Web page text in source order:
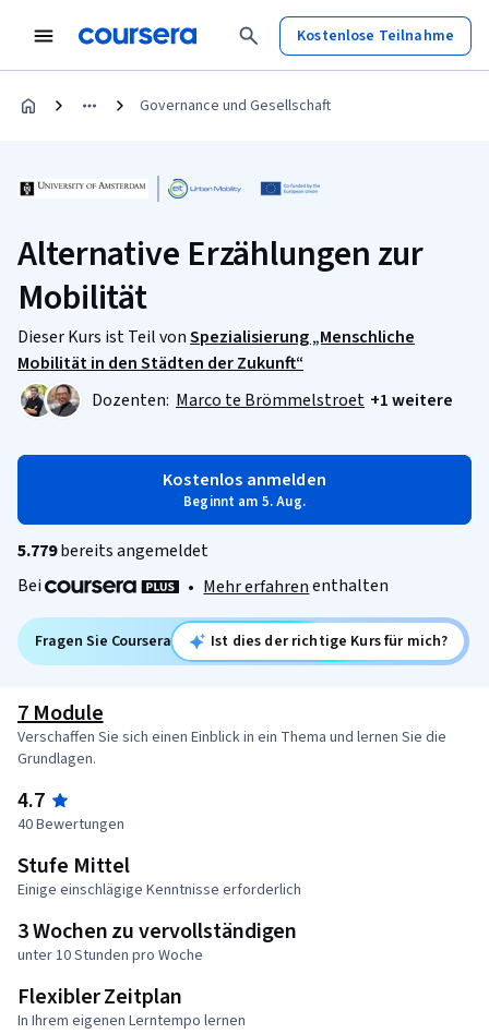
Kostenlose Teilnahme
Governance und Gesellschaft
Alternative Erzählungen zur
Mobilität
Dieser Kurs ist Teil vonSpezialisierung „Menschliche
Mobilität in den Städten der Zukunft“
Dozenten: Marco te Brömmelstroet +1 weitere
Kostenlos anmelden
Beginnt am 5. Aug.
5.779bereits angemeldet
Bei
• Mehr erfahrenenthalten
Fragen Sie Coursera Ist dies der richtige Kurs für mich?
7 Module
Verschaffen Sie sich einen Einblick in ein Thema und lernen Sie die
Grundlagen.
4.7
40 Bewertungen
Stufe Mittel
Einige einschlägige Kenntnisse erforderlich
3 Wochen zu vervollständigen
unter 10 Stunden pro Woche
Flexibler Zeitplan
In Ihrem eigenen Lerntempo lernen